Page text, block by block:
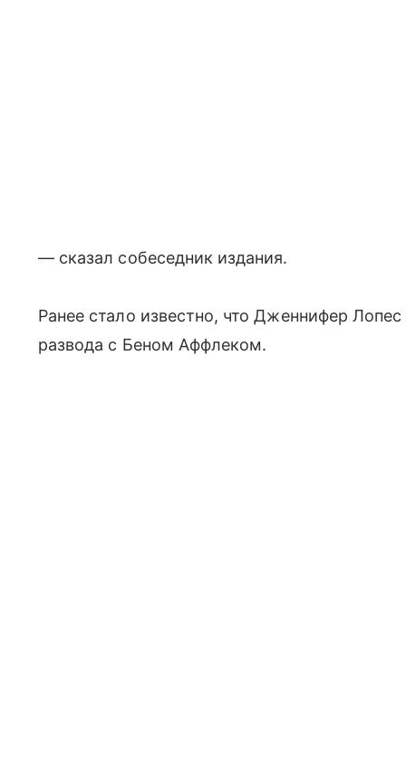
— сказал собеседник издания.
Ранее стало известно, что Дженнифер Лопес
развода с Беном Аффлеком.